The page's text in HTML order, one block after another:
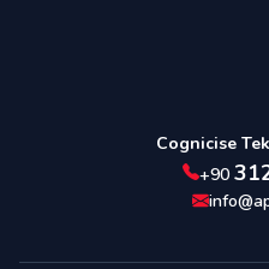
Cognicise
+90